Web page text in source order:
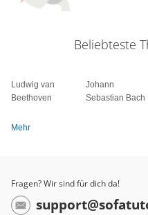
Beliebteste
Ludwig van
Beethoven
Johann
Sebastian Bach
Mehr
Fragen? Wir sind für dich da!